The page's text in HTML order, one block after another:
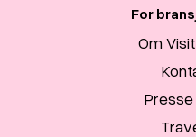
For
Om